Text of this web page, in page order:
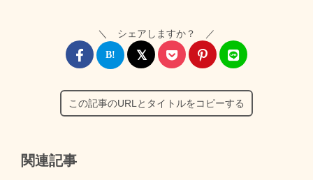
＼ シェアしますか？ ／
この記事のURLとタイトルをコピーする
関連記事